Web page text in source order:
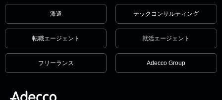
派遣 テックコンサルティング
転職エージェント 就活エージェント
フリーランス Adecco Group